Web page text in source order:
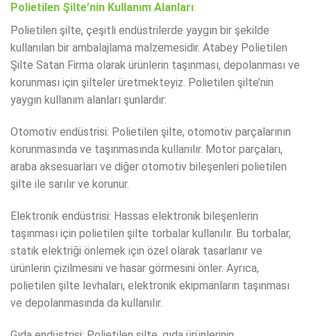
Polietilen Şilte’nin Kullanım Alanları
Polietilen şilte, çeşitli endüstrilerde yaygın bir şekilde
kullanılan bir ambalajlama malzemesidir. Atabey Polietilen
Şilte Satan Firma olarak ürünlerin taşınması, depolanması ve
korunması için şilteler üretmekteyiz. Polietilen şilte’nin
yaygın kullanım alanları şunlardır:
Otomotiv endüstrisi: Polietilen şilte, otomotiv parçalarının
korunmasında ve taşınmasında kullanılır. Motor parçaları,
araba aksesuarları ve diğer otomotiv bileşenleri polietilen
şilte ile sarılır ve korunur.
Elektronik endüstrisi: Hassas elektronik bileşenlerin
taşınması için polietilen şilte torbalar kullanılır. Bu torbalar,
statik elektriği önlemek için özel olarak tasarlanır ve
ürünlerin çizilmesini ve hasar görmesini önler. Ayrıca,
polietilen şilte levhaları, elektronik ekipmanların taşınması
ve depolanmasında da kullanılır.